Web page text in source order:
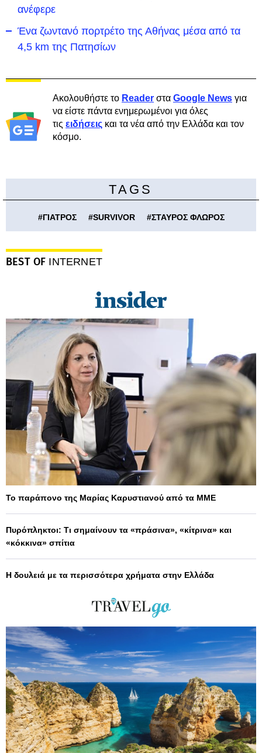
ανέφερε
Ένα ζωντανό πορτρέτο της Αθήνας μέσα από τα
4,5 km της Πατησίων
Ακολουθήστε το Reader στα Google News για
να είστε πάντα ενημερωμένοι για όλες
τις ειδήσεις και τα νέα από την Ελλάδα και τον
κόσμο.
TAGS
#ΓΙΑΤΡΟΣ #SURVIVOR #ΣΤΑΥΡΟΣ ΦΛΩΡΟΣ
BEST OF INTERNET
Το παράπονο της Μαρίας Καρυστιανού από τα ΜΜΕ
Πυρόπληκτοι: Τι σημαίνουν τα «πράσινα», «κίτρινα» και
«κόκκινα» σπίτια
Η δουλειά με τα περισσότερα χρήματα στην Ελλάδα